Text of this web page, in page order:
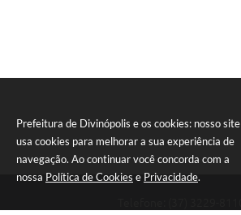
Prefeitura de Divinópolis e os cookies: nosso site
usa cookies para melhorar a sua experiência de
navegação. Ao continuar você concorda com a
nossa Política de Cookies e Privacidade.